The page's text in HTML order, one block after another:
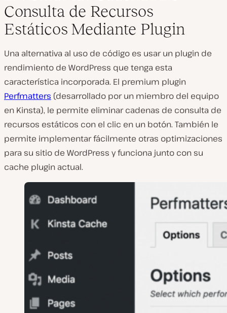
Consulta de Recursos
Estáticos Mediante Plugin
Una alternativa al uso de código es usar un plugin de
rendimiento de WordPress que tenga esta
característica incorporada. El premium plugin
Perfmatters (desarrollado por un miembro del equipo
en Kinsta), le permite eliminar cadenas de consulta de
recursos estáticos con el clic en un botón. También le
permite implementar fácilmente otras optimizaciones
para su sitio de WordPress y funciona junto con su
cache plugin actual.